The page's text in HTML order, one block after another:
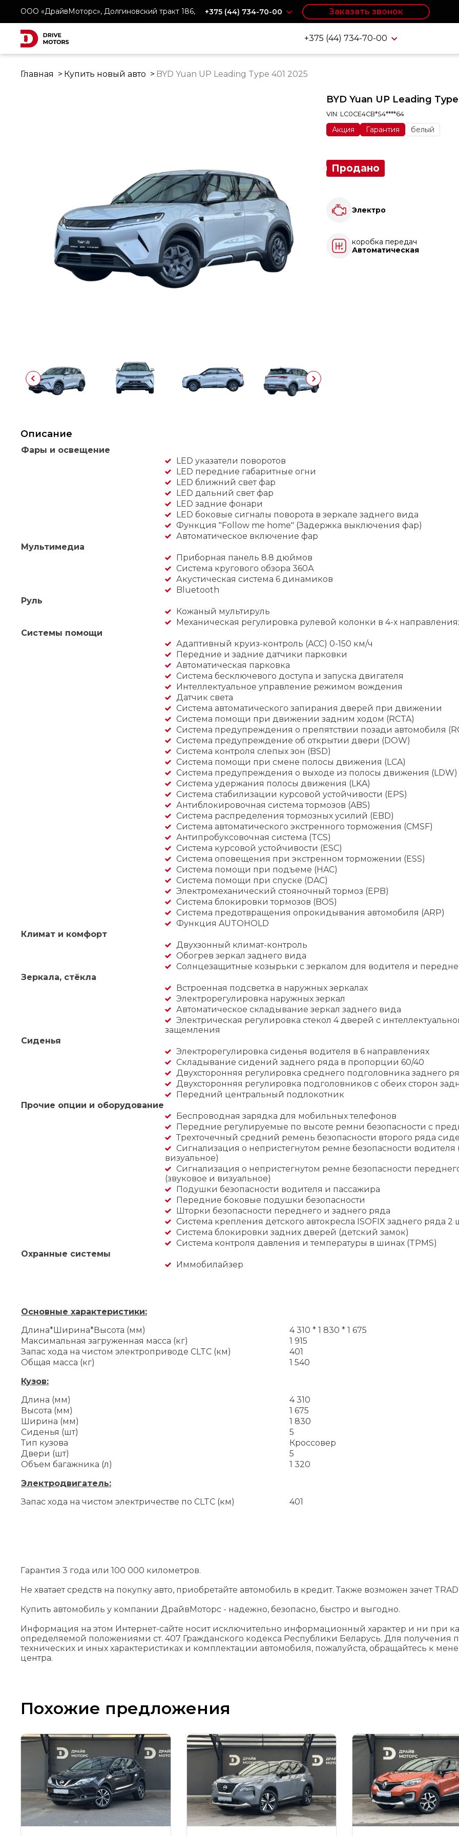
ООО «ДрайвМоторс», Долгиновский тракт 186, +375 (44) 734-70-00 Заказать звонок
+375 (44) 734-70-00
Главная Купить новый авто BYD Yuan UP Leading Type 401 2025
BYD Yuan UP Leading
VIN: LC0CE4CB*S4****64
Акция Гарантия белый
Продано
Электро
коробка передач
Автоматическая
Описание
Фары и освещение
LED указатели поворотов
LED передние габаритные огни
LED ближний свет фар
LED дальний свет фар
LED задние фонари
LED боковые сигналы поворота в зеркале заднего вида
Функция "Follow me home" (Задержка выключения фар)
Автоматическое включение фар
Мультимедиа
Приборная панель 8.8 дюймов
Система кругового обзора 360А
Акустическая система 6 динамиков
Bluetooth
Руль
Кожаный мультируль
Механическая регулировка рулевой колонки в 4-х
Системы помощи
Адаптивный круиз-контроль (ACC) 0-150 км/ч
Передние и задние датчики парковки
Автоматическая парковка
Система бесключевого доступа и запуска двигателя
Интеллектуальное управление режимом вождения
Датчик света
Система автоматического запирания дверей при движении
Система помощи при движении задним ходом (RCTA)
Система предупреждения о препятствии позади автомобиля
Система предупреждение об открытии двери (DOW)
Система контроля слепых зон (BSD)
Система помощи при смене полосы движения (LCA)
Система предупреждения о выходе из полосы движения (LDW)
Система удержания полосы движения (LKA)
Система стабилизации курсовой устойчивости (EPS)
Антиблокировочная система тормозов (ABS)
Система распределения тормозных усилий (EBD)
Система автоматического экстренного торможения (CMSF)
Антипробуксовочная система (TCS)
Система курсовой устойчивости (ESC)
Система оповещения при экстренном торможении (ESS)
Система помощи при подъеме (HAC)
Система помощи при спуске (DAC)
Электромеханический стояночный тормоз (EPB)
Система блокировки тормозов (BOS)
Система предотвращения опрокидывания автомобиля (ARP)
Функция AUTOHOLD
Климат и комфорт
Двухзонный климат-контроль
Обогрев зеркал заднего вида
Солнцезащитные козырьки с зеркалом для водителя и
Зеркала, стёкла
Встроенная подсветка в наружных зеркалах
Электрорегулировка наружных зеркал
Автоматическое складывание зеркал заднего вида
Электрическая регулировка стекол 4 дверей с
защемления
Сиденья
Электрорегулировка сиденья водителя в 6 направлениях
Складывание сидений заднего ряда в пропорции 60/40
Двухсторонняя регулировка среднего подголовника заднего
Двухсторонняя регулировка подголовников с обеих сторон
Передний центральный подлокотник
Прочие опции и оборудование
Беспроводная зарядка для мобильных телефонов
Передние регулируемые по высоте ремни безопасности с
Трехточечный средний ремень безопасности второго ряда
Сигнализация о непристегнутом ремне безопасности водителя
визуальное)
Сигнализация о непристегнутом ремне безопасности
(звуковое и визуальное)
Подушки безопасности водителя и пассажира
Передние боковые подушки безопасности
Шторки безопасности переднего и заднего ряда
Система крепления детского автокресла ISOFIX заднего ряда 2
Система блокировки задних дверей (детский замок)
Система контроля давления и температуры в шинах (TPMS)
Охранные системы
Иммобилайзер
Основные характеристики:
Длина*Ширина*Высота (мм)
4 310 * 1 830 * 1 675
Максимальная загруженная масса (кг)
1 915
Запас хода на чистом электроприводе CLTC (км)
401
Общая масса (кг)
1 540
Кузов:
Длина (мм)
4 310
Высота (мм)
1 675
Ширина (мм)
1 830
Сиденья (шт)
5
Тип кузова
Кроссовер
Двери (шт)
5
Объем багажника (л)
1 320
Электродвигатель:
Запас хода на чистом электричестве по CLTC (км)
401
Гарантия 3 года или 100 000 километров.
Не хватает средств на покупку авто, приобретайте автомобиль в кредит. Также возможен зачет
Купить автомобиль у компании ДрайвМоторс - надежно, безопасно, быстро и выгодно.
Информация на этом Интернет-сайте носит исключительно информационный характер и ни при
определяемой положениями cт. 407 Гражданского кодекса Республики Беларусь. Для
технических и иных характеристиках и комплектации автомобиля, пожалуйста, обращайтесь к
центра.
Похожие предложения